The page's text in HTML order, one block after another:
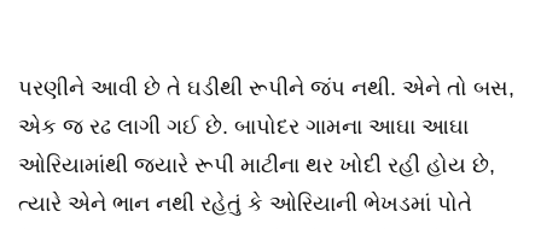
પરણીને આવી છે તે ઘડીથી રૂપીને જંપ નથી. એને તો બસ,
એક જ રઢ લાગી ગઈ છે. બાપોદર ગામના આઘા આઘા
ઓરિયામાંથી જ્યારે રૂપી માટીના થર ખોદી રહી હોય છે,
ત્યારે એને ભાન નથી રહેતું કે ઓરિયાની ભેખડમાં પોતે